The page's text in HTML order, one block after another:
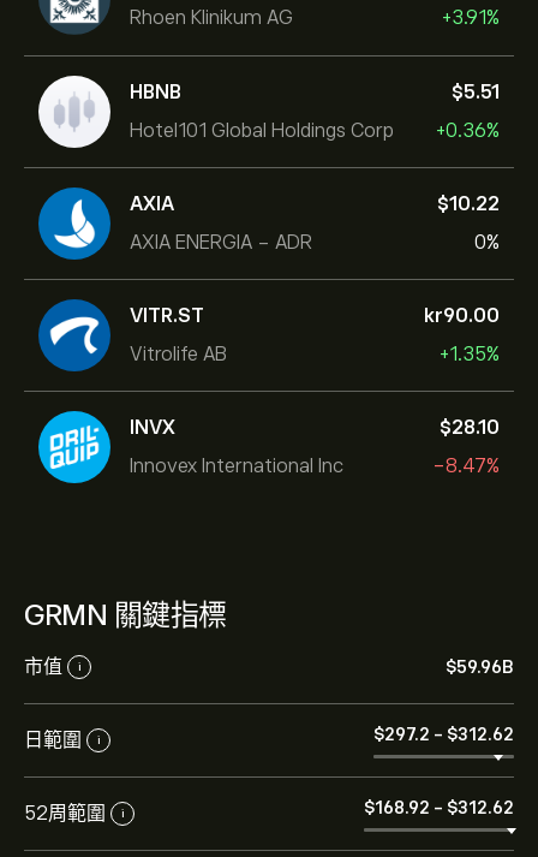
Rhoen Klinikum AG
+3.91%
HBNB
Hotel101 Global Holdings Corp
‎$‎5.51
+0.36%
AXIA
AXIA ENERGIA - ADR
‎$‎10.22
0%
VITR.ST
Vitrolife AB
‎kr‎90.00
+1.35%
INVX
Innovex International Inc
‎$‎28.10
-8.47%
GRMN 關鍵指標
市值 i ‎$‎59.96B
日範圍 i ‎$‎297.2 - ‎$‎312.62
52周範圍 i ‎$‎168.92 - ‎$‎312.62